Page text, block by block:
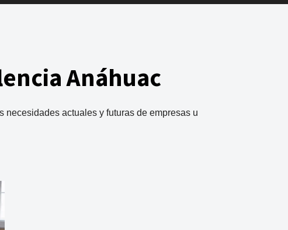
Anáhuac
actuales y futuras de empresas u